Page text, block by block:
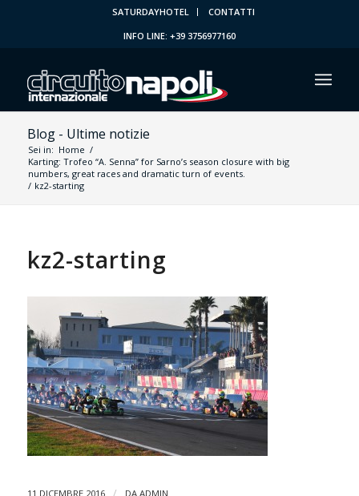
SATURDAYHOTEL
CONTATTI
INFO LINE: +39 3756977160
Blog - Ultime notizie
Sei in: Home /
Karting: Trofeo “A. Senna” for Sarno’s season closure with big
numbers, great races and dramatic turn of events.
/ kz2-starting
kz2-starting
11 DICEMBRE 2016 / DA ADMIN